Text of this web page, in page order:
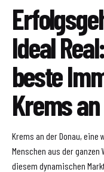
Ideal
beste
Krems
Krems an der Donau, eine
Menschen aus der
diesem dynamischen